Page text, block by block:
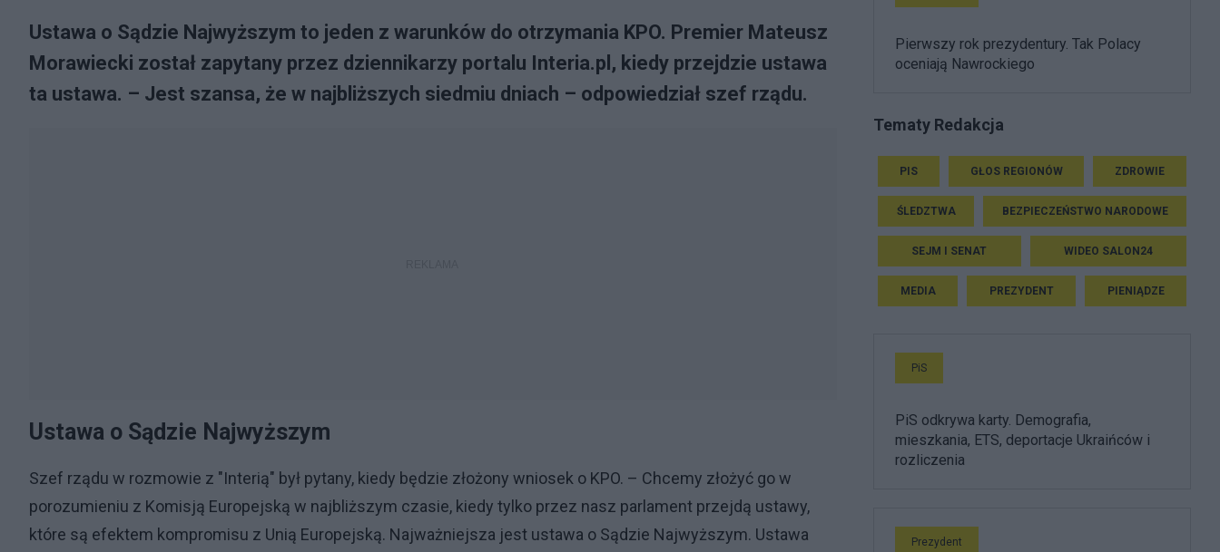
Ustawa o Sądzie Najwyższym to jeden z warunków do otrzymania KPO. Premier Mateusz
Morawiecki został zapytany przez dziennikarzy portalu Interia.pl, kiedy przejdzie ustawa
ta ustawa. – Jest szansa, że w najbliższych siedmiu dniach – odpowiedział szef rządu.
Ustawa o Sądzie Najwyższym
Szef rządu w rozmowie z "Interią" był pytany, kiedy będzie złożony wniosek o KPO. – Chcemy złożyć go w
porozumieniu z Komisją Europejską w najbliższym czasie, kiedy tylko przez nasz parlament przejdą ustawy,
które są efektem kompromisu z Unią Europejską. Najważniejsza jest ustawa o Sądzie Najwyższym. Ustawa
Pierwszy rok prezydentury. Tak Polacy
oceniają Nawrockiego
Tematy Redakcja
PIS GŁOS REGIONÓW ZDROWIE
ŚLEDZTWA BEZPIECZEŃSTWO NARODOWE
SEJM I SENAT WIDEO SALON24
MEDIA PREZYDENT PIENIĄDZE
PiS
PiS odkrywa karty. Demografia,
mieszkania, ETS, deportacje Ukraińców i
rozliczenia
Prezydent